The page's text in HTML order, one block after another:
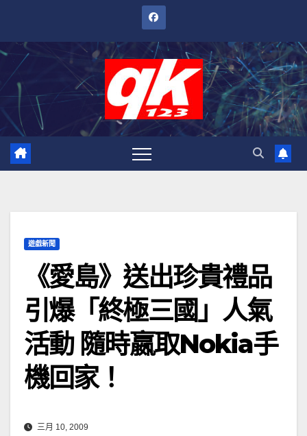
內
遊戲新聞
《愛島》送出珍貴禮品
引爆「終極三國」人氣
活動 隨時嬴取Nokia手
機回家！
三月 10, 2009